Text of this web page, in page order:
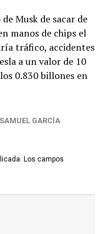
Musk de sacar de
manos de chips el
tráfico, accidentes
a un valor de 10
0.830 billones en
SAMUEL GARCÍA
Los campos